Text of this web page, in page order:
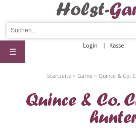
Login Kasse
☰
Startseite» Garne» Quince & Co.
Quince & Co.